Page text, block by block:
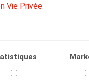
Vie Privée